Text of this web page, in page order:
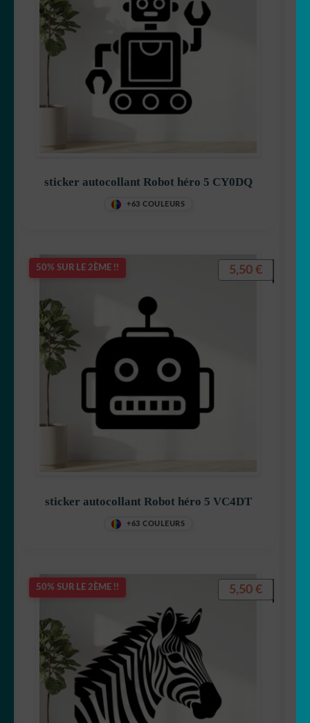
sticker autocollant Robot héro 5 CY0DQ
+63 COULEURS
50% SUR LE 2ÈME !!
sticker autocollant Robot héro 5 VC4DT
+63 COULEURS
5,50 €
50% SUR LE 2ÈME !! 5,50 €